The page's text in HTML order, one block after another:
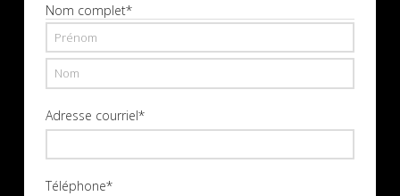
Nom complet*
Prénom
Adresse courriel*
Téléphone*